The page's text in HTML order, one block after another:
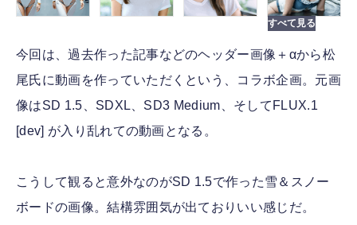
今回は、過去作った記事などのヘッダー画像＋αから松
尾氏に動画を作っていただくという、コラボ企画。元画
像はSD 1.5、SDXL、SD3 Medium、そしてFLUX.1
[dev] が入り乱れての動画となる。
こうして観ると意外なのがSD 1.5で作った雪＆スノー
ボードの画像。結構雰囲気が出ておりいい感じだ。